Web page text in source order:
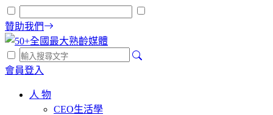
贊助我們
會員登入
人 物
CEO生活學